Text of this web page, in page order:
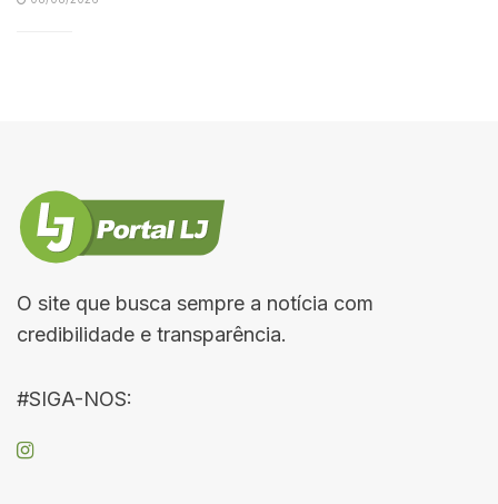
O site que busca sempre a notícia com
credibilidade e transparência.
#SIGA-NOS: